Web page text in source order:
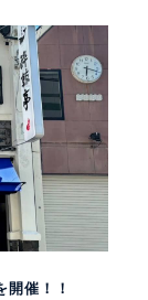
開催！！